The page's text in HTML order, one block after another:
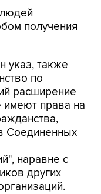
получения
указ, также
по
расширение
имеют права на
Соединенных
наравне с
других